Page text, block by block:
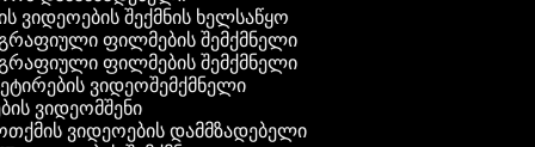
ვიდეოების შექმნის ხელსაწყო
ფილმების შემქმნელი
ფილმების შემქმნელი
ვიდეოშემქმნელი
ვიდეომშენი
ვიდეოების დამმზადებელი